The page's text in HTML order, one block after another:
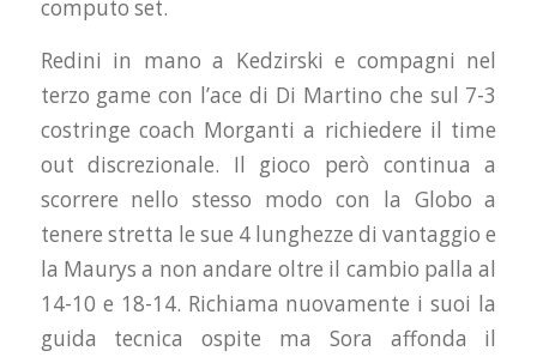
computo set.
Redini in mano a Kedzirski e compagni nel
terzo game con l’ace di Di Martino che sul 7-3
costringe coach Morganti a richiedere il time
out discrezionale. Il gioco però continua a
scorrere nello stesso modo con la Globo a
tenere stretta le sue 4 lunghezze di vantaggio e
la Maurys a non andare oltre il cambio palla al
14-10 e 18-14. Richiama nuovamente i suoi la
guida tecnica ospite ma Sora affonda il